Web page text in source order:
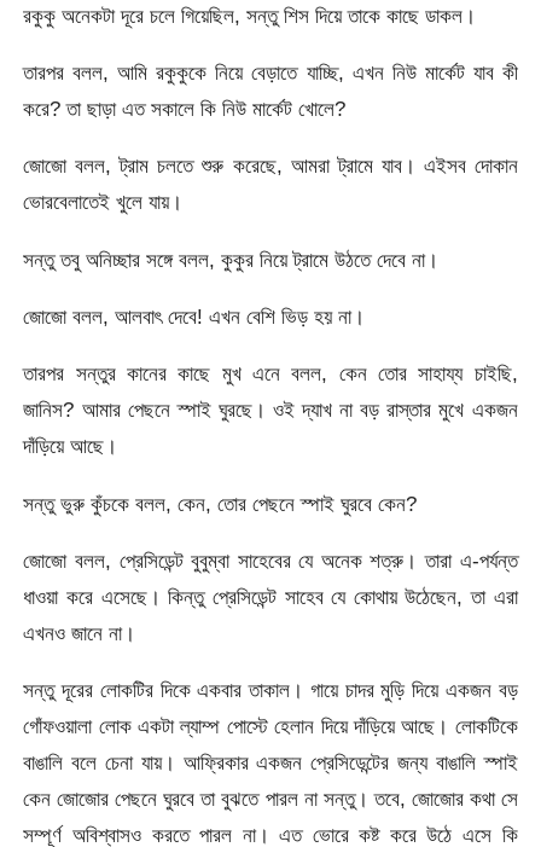
রকুকু অনেকটা দূরে চলে গিয়েছিল, সন্তু শিস দিয়ে তাকে কাছে ডাকল।
তারপর বলল, আমি রকুকুকে নিয়ে বেড়াতে যাচ্ছি, এখন নিউ মার্কেট যাব কী
করে? তা ছাড়া এত সকালে কি নিউ মার্কেট খোলে?
জোজো বলল, ট্রাম চলতে শুরু করেছে, আমরা ট্রামে যাব। এইসব দোকান
ভোরবেলাতেই খুলে যায়।
সন্তু তবু অনিচ্ছার সঙ্গে বলল, কুকুর নিয়ে ট্রামে উঠতে দেবে না।
জোজো বলল, আলবাৎ দেবে! এখন বেশি ভিড় হয় না।
তারপর সন্তুর কানের কাছে মুখ এনে বলল, কেন তোর সাহায্য চাইছি,
জানিস? আমার পেছনে স্পাই ঘুরছে। ওই দ্যাখ না বড় রাস্তার মুখে একজন
দাঁড়িয়ে আছে।
সন্তু ভুরু কুঁচকে বলল, কেন, তোর পেছনে স্পাই ঘুরবে কেন?
জোজো বলল, প্রেসিডেন্ট বুবুম্বা সাহেবের যে অনেক শত্রু। তারা এ-পর্যন্ত
ধাওয়া করে এসেছে। কিন্তু প্রেসিডেন্ট সাহেব যে কোথায় উঠেছেন, তা এরা
এখনও জানে না।
সন্তু দূরের লোকটির দিকে একবার তাকাল। গায়ে চাদর মুড়ি দিয়ে একজন বড়
গোঁফওয়ালা লোক একটা ল্যাম্প পোস্টে হেলান দিয়ে দাঁড়িয়ে আছে। লোকটিকে
বাঙালি বলে চেনা যায়। আফ্রিকার একজন প্রেসিডেন্টের জন্য বাঙালি স্পাই
কেন জোজোর পেছনে ঘুরবে তা বুঝতে পারল না সন্তু। তবে, জোজোর কথা সে
সম্পূর্ণ অবিশ্বাসও করতে পারল না। এত ভোরে কষ্ট করে উঠে এসে কি